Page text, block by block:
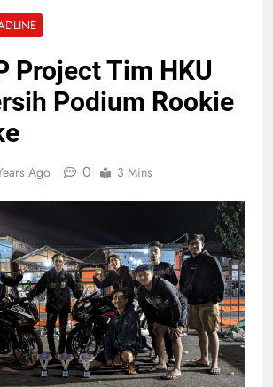
Project Tim HKU
Podium Rookie
Ago 0 3 Mins